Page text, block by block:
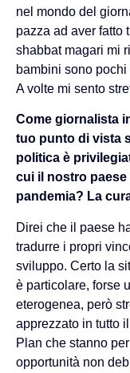
nel mondo del
pazza ad aver fatto
shabbat magari mi
bambini sono
A volte mi sento
Come giornalista
tuo punto di vista
politica è
cui il nostro
pandemia? La
Direi che il paese
tradurre i propri
sviluppo. Certo la
è particolare, forse
eterogenea, però
apprezzato in tutto
Plan che stanno
opportunità non